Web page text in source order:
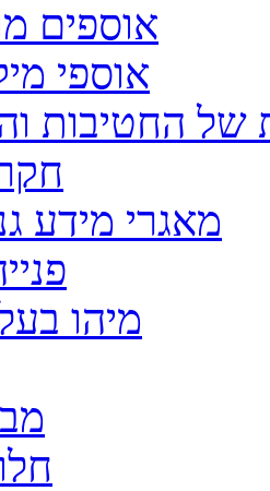
אוספים
אוספי
של החטיבות
מאגרי מידע
מיהו